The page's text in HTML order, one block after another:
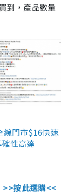
到，產品數量
線門市$16快速
性高達
>>按此選購<<